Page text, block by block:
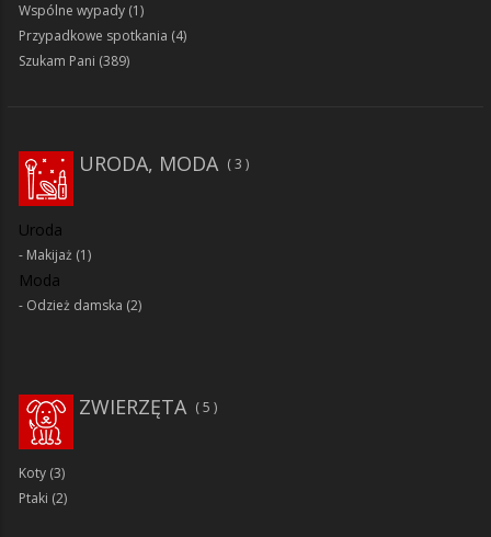
Wspólne wypady (1)
Przypadkowe spotkania (4)
Szukam Pani (389)
URODA, MODA 3
Uroda
Makijaż (1)
Moda
Odzież damska (2)
ZWIERZĘTA 5
Koty (3)
Ptaki (2)